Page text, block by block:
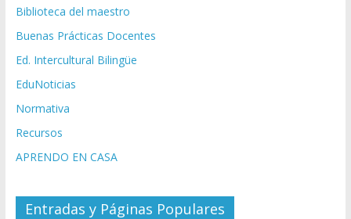
Biblioteca del maestro
Buenas Prácticas Docentes
Ed. Intercultural Bilingüe
EduNoticias
Normativa
Recursos
APRENDO EN CASA
Entradas y Páginas Populares